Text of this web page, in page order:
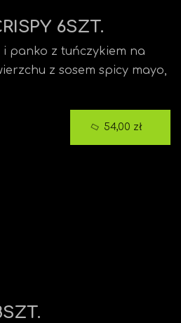
6SZT.
panko z tuńczykiem na
z sosem spicy mayo,